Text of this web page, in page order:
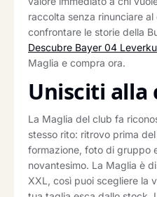
raccolta senza rinunciare
confrontare le storie della
Descubre Bayer 04
Maglia e compra ora.
Unisciti
La Maglia del club fa
stesso rito: ritrovo prima
formazione, foto di gruppo
novantesimo. La Maglia è
XXL, così puoi scegliere la